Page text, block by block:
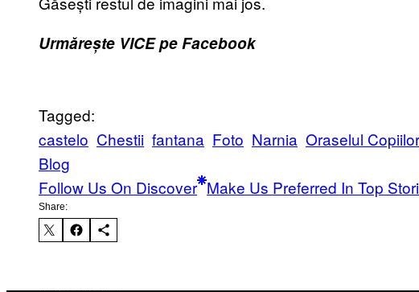
Urmărește VICE pe Facebook
Tagged:
castelo Chestii fantana Foto Narnia Oraselul Copiilor
Blog
Follow Us On Discover Make Us Preferred In Top
Share: